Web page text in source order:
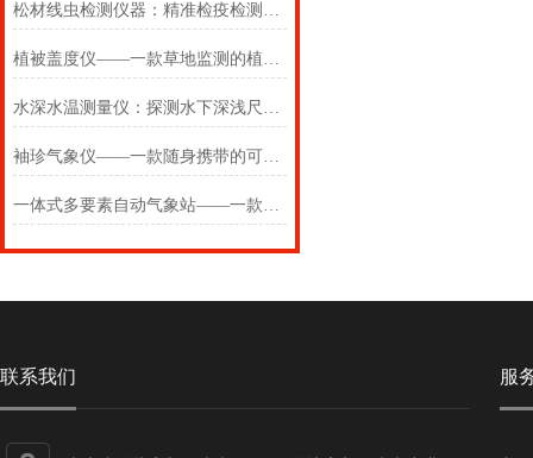
松材线虫检测仪器：精准检疫检测，守护松林生态
植被盖度仪——一款草地监测的植被覆盖度测量系统2025(万象推送)
水深水温测量仪：探测水下深浅尺度，监测水域冷暖变化
袖珍气象仪——一款随身携带的可穿戴手持气象仪2024(万象推送)
一体式多要素自动气象站——一款撒网要撒迎头网的国内小型自动气象站
联系我们 服